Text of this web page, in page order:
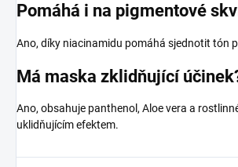
Pomáhá i na pigmentové
Ano, díky niacinamidu pomáhá sjednotit tón
Má maska zklidňující
Ano, obsahuje panthenol, Aloe vera a
uklidňujícím efektem.